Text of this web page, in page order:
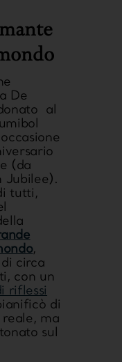
De
al
(da
Jubilee).
tutti,
,
circa
con un
riflessi
di
ma
sul